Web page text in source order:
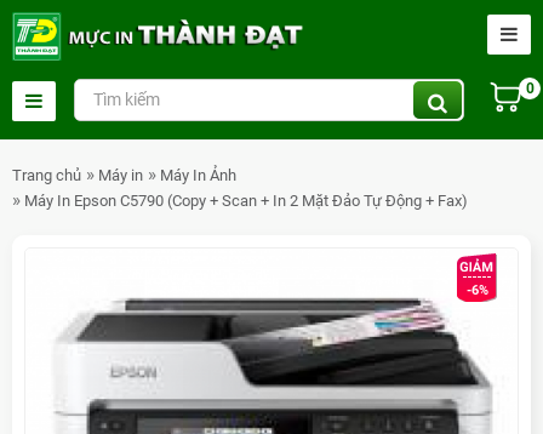
0
Trang chủ Máy in
Máy In Ảnh
Máy In Epson C5790 (Copy + Scan + In 2 Mặt Đảo Tự Động + Fax)
-6%